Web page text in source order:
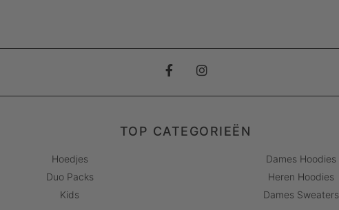
TOP CATEGORIEËN
Hoedjes
Duo Packs
Kids
Dames Hoodies
Heren Hoodies
Dames Sweaters